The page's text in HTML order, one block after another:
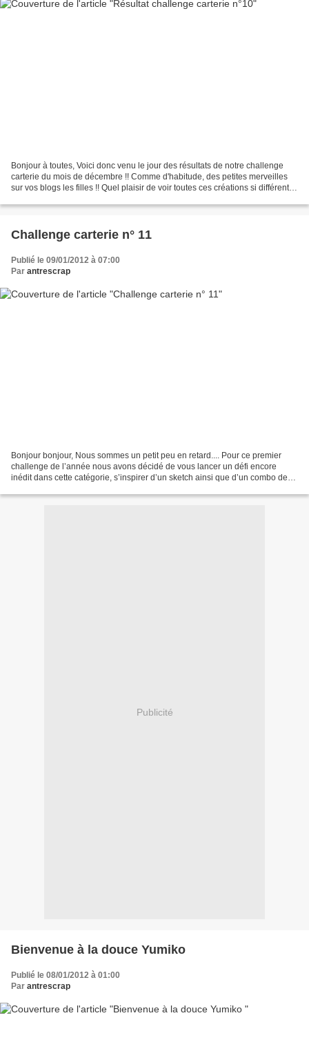
Bonjour à toutes, Voici donc venu le jour des résultats de notre challenge
carterie du mois de décembre !! Comme d'habitude, des petites merveilles
sur vos blogs les filles !! Quel plaisir de voir toutes ces créations si différentes
Challenge carterie n° 11
Publié le 09/01/2012 à 07:00
Par antrescrap
Bonjour bonjour, Nous sommes un petit peu en retard.... Pour ce premier
challenge de l’année nous avons décidé de vous lancer un défi encore
inédit dans cette catégorie, s’inspirer d’un sketch ainsi que d’un combo de
Publicité
Bienvenue à la douce Yumiko
Publié le 08/01/2012 à 01:00
Par antrescrap